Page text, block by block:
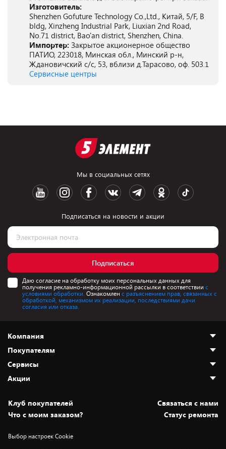
Изготовитель:
Shenzhen Gofuture Technology Co.,Ltd., Китай, 5/F, B
bldg, Xinzheng Industrial Park, Liuxian 2nd Road,
No.71 district, Bao'an district, Shenzhen, China.
Импортер: Закрытое акционерное общество
ПАТИО, 223018, Минская обл., Минский р-н,
Ждановичский с/с, 53, вблизи д.Тарасово, оф. 503.1
Сервисные центры
Мы в социальных сетях
Подписаться на новости и акции
Подписаться
Даю согласие на обработку моих персональных данных для
получения рекламно-информационной рассылки в соответствии с
условиями обработки. Ознакомлен с разъяснением прав, связанных с
обработкой, механизмом их реализации, последствиями дачи
согласия или отказа.
Компания
О нас
Адреса магазинов
Новости
Статьи и обзоры
Вакансии
Дай пять добру!
Покупателям
Как сделать заказ
Оплата и доставка
Безналичный расчёт
Обмен и возврат товара
Обработка персональных данных
Сервисы
Установка техники
Для игровых консолей
Для мобильных устройств
Акции
Скидки и промокоды
Белорусские товары
Бонусы
Клуб покупателей
Cвязаться с нами
Что с моим заказом?
Статус ремонта
Выбор настроек Cookie